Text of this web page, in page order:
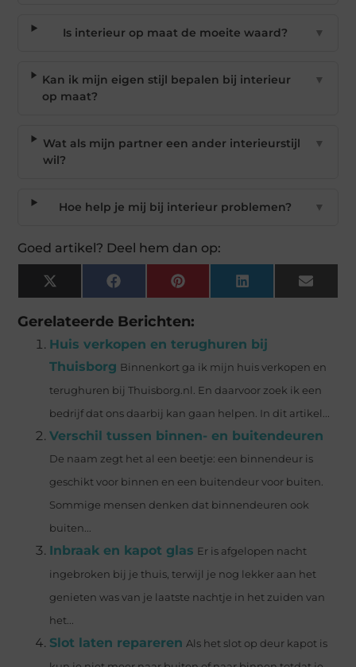
Is interieur op maat de moeite waard? ▼
Kan ik mijn eigen stijl bepalen bij interieur
op maat?
▼
Wat als mijn partner een ander interieurstijl
wil?
▼
Hoe help je mij bij interieur problemen? ▼
Goed artikel? Deel hem dan op:
X
(Twitter)
Facebook Pinterest LinkedIn Email
Gerelateerde Berichten:
Huis verkopen en terughuren bij
Thuisborg Binnenkort ga ik mijn huis verkopen en
terughuren bij Thuisborg.nl. En daarvoor zoek ik een
bedrijf dat ons daarbij kan gaan helpen. In dit artikel...
Verschil tussen binnen- en buitendeuren
De naam zegt het al een beetje: een binnendeur is
geschikt voor binnen en een buitendeur voor buiten.
Sommige mensen denken dat binnendeuren ook
buiten...
Inbraak en kapot glas Er is afgelopen nacht
ingebroken bij je thuis, terwijl je nog lekker aan het
genieten was van je laatste nachtje in het zuiden van
het...
Slot laten repareren Als het slot op deur kapot is